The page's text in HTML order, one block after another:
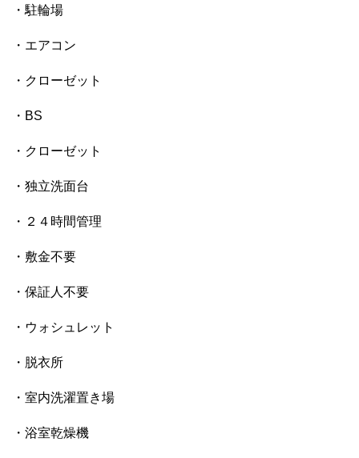
・駐輪場
・エアコン
・クローゼット
・BS
・クローゼット
・独立洗面台
・２４時間管理
・敷金不要
・保証人不要
・ウォシュレット
・脱衣所
・室内洗濯置き場
・浴室乾燥機